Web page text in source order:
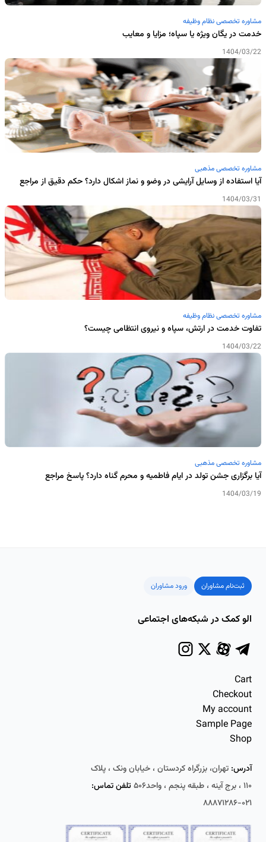
مشاوره تخصصی نظام وظیفه
خدمت در یگان ویژه یا سپاه؛ مزایا و معایب
1404/03/22
مشاوره تخصصی مذهبی
آیا استفاده از وسایل آرایشی در وضو و نماز اشکال دارد؟ حکم دقیق از مراجع
1404/03/31
مشاوره تخصصی نظام وظیفه
تفاوت خدمت در ارتش، سپاه و نیروی انتظامی چیست؟
1404/03/22
مشاوره تخصصی مذهبی
آیا برگزاری جشن تولد در ایام فاطمیه و محرم گناه دارد؟ پاسخ مراجع
1404/03/19
ثبت‌نام مشاوران ورود مشاوران
الو کمک در شبکه‌های اجتماعی
Cart
Checkout
My account
Sample Page
Shop
آدرس: تهران، بزرگراه کردستان ، خیابان ونک ، پلاک
۱۱۰ ، برج آینه ، طبقه پنجم ، واحد۵۰۶
تلفن تماس:
۰۲۱-۸۸۸۷۱۲۸۶